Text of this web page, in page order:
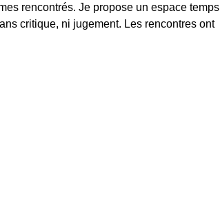
rencontrés. Je propose un espace temps
critique, ni jugement. Les rencontres ont